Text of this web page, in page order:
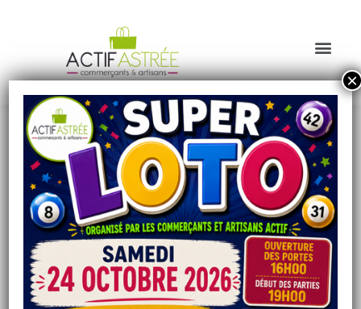
ACTIF ASTRÉE,
association des
commerçants &
artisans de Boën-sur-
Lignon et alentours.
Découvrez les produits et savoir-faire de